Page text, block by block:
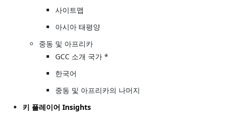
사이트맵
아시아 태평양
중동 및 아프리카
GCC 소개 국가 *
한국어
중동 및 아프리카의 나머지
키 플레이어 Insights